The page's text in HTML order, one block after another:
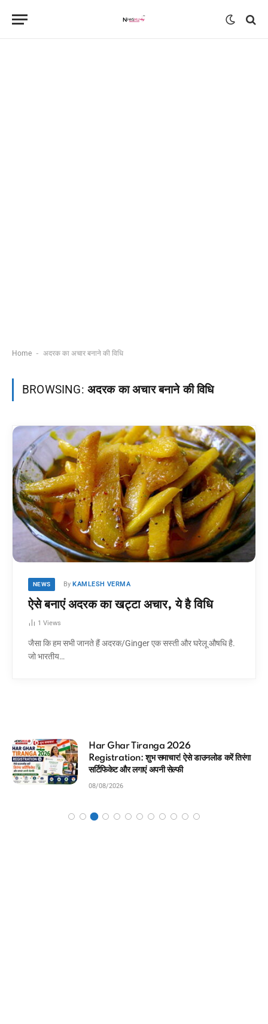
Home - अदरक का अचार बनाने की विधि
BROWSING: अदरक का अचार बनाने की विधि
NEWS By KAMLESH VERMA
ऐसे बनाएं अदरक का खट्टा अचार, ये है विधि
1 Views
जैसा कि हम सभी जानते हैं अदरक/Ginger एक सस्ती और घरेलू औषधि है.
जो भारतीय…
करें तिरंगा
आधार कार्ड में कौन सा मोबाइल नंबर लिंक
मिनटों में चेक करने का Direct तरीका
08/08/2026